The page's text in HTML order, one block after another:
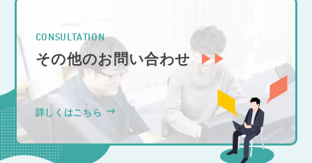
CONSULTATION
その他のお問い合わせ
詳しくはこちら